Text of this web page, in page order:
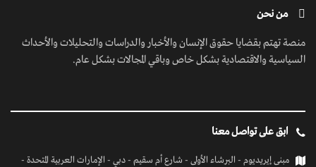
من نحن
منصة تهتم بقضايا حقوق الإنسان والأخبار والدراسات والتحليلات والأحداث
السياسية والاقتصادية بشكل خاص وباقي المجالات بشكل عام.
ابق على تواصل معنا
مبنى إيريديوم - البرشاء الأولى - شارع أم سقيم - دبي - الإمارات العربية المتحدة -